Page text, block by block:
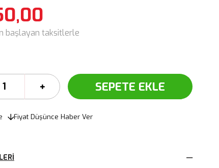
başlayan taksitlerle
Fiyat Düşünce Haber Ver